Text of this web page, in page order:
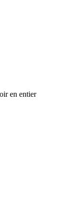
en entier